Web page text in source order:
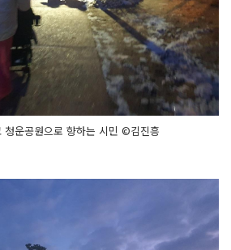
청운공원으로 향하는 시민 ©김진흥